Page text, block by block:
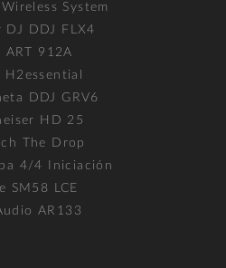
System
DJ DDJ FLX4
ART 912A
H2essential
DDJ GRV6
HD 25
The Drop
4/4 Iniciación
SM58 LCE
AR133